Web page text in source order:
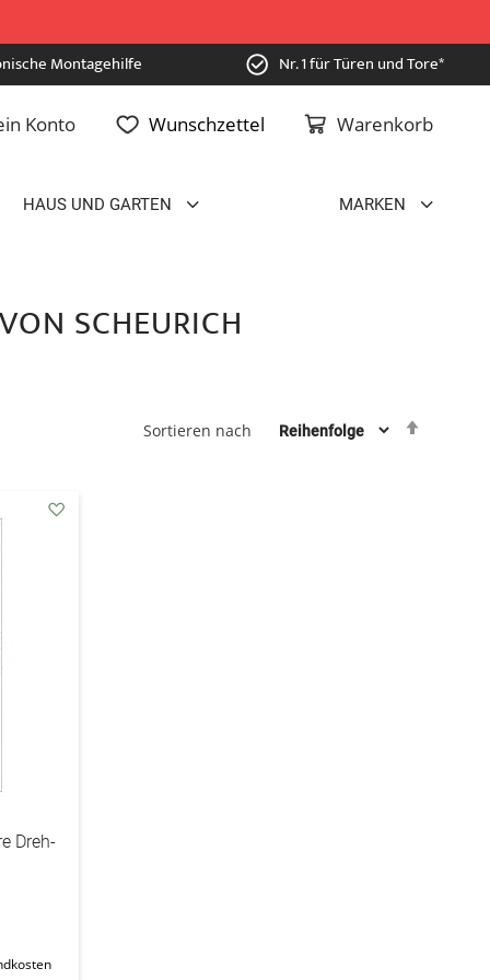
Montagehilfe Nr. 1 für Türen und Tore*
Warenkorb
Konto Wunschzettel
HAUS UND GARTEN MARKEN
SCHEURICH
Sortieren nach
Dreh-